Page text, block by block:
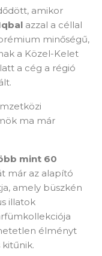
amikor
azzal a céllal
minőségű,
a Közel-Kelet
a cég a régió
ma már
mint 60
már az alapító
amely büszkén
illatok
élményt
kitűnik.